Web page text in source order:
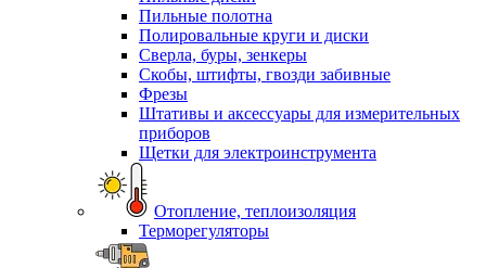
Пильные полотна
Полировальные круги и диски
Сверла, буры, зенкеры
Скобы, штифты, гвозди забивные
Фрезы
Штативы и аксессуары для измерительных
приборов
Щетки для электроинструмента
Отопление, теплоизоляция
Терморегуляторы